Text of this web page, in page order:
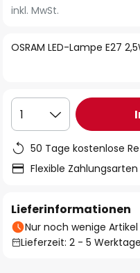
der
springen
OSRAM LED-Lampe E27
inkl. MwSt.
1
50 Tage kostenlose
Flexible Zahlungsarten
Lieferinformationen
Nur noch wenige
Lieferzeit: 2 - 5 Werktage